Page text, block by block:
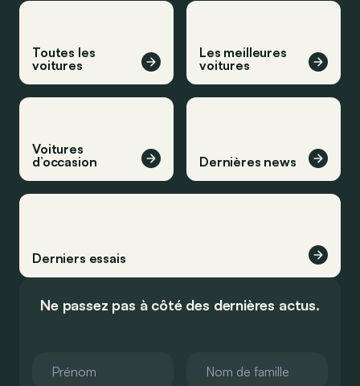
Toutes les
voitures
Les meilleures
voitures
Voitures
d’occasion
Dernières news
Derniers essais
Ne passez pas à côté des dernières actus.